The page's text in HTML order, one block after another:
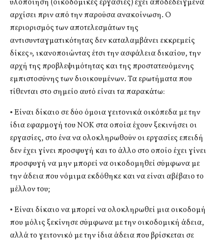
υλοποίηση (οικοδομικές εργασίες) έχει αποδεδειγμένα
αρχίσει πριν από την παρούσα ανακοίνωση. Ο
περιορισμός των αποτελεσμάτων της
αντισυνταγματικότητας δεν καταλαμβάνει εκκρεμείς
δίκες», ικανοποιώντας έτσι την ασφάλεια δικαίου, την
αρχή της προβλεψιμότητας και της προστατευόμενης
εμπιστοσύνης των διοικουμένων. Τα ερωτήματα που
τίθενται στο σημείο αυτό είναι τα παρακάτω:
• Είναι δίκαιο σε δύο όμοια γειτονικά οικόπεδα με την
ίδια εφαρμογή του ΝΟΚ στα οποία έχουν ξεκινήσει οι
εργασίες, στο ένα να ολοκληρωθούν οι εργασίες επειδή
δεν έχει γίνει προσφυγή και το άλλο στο οποίο έχει γίνει
προσφυγή να μην μπορεί να οικοδομηθεί σύμφωνα με
την άδεια που νόμιμα εκδόθηκε και να είναι αβέβαιο το
μέλλον του;
• Είναι δίκαιο να μπορεί να ολοκληρωθεί μια οικοδομή
που μόλις ξεκίνησε σύμφωνα με την οικοδομική άδεια,
αλλά το γειτονικό με την ίδια άδεια που βρίσκεται σε